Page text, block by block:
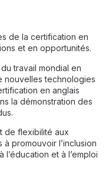
de la certification en
et en opportunités.
travail mondial en
nouvelles technologies
en anglais
la démonstration des
de flexibilité aux
promouvoir l’inclusion
l’éducation et à l’emploi